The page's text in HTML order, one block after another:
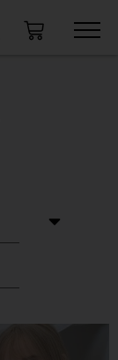
×